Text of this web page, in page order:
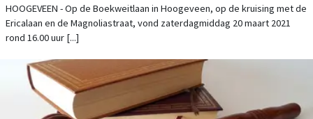
HOOGEVEEN - Op de Boekweitlaan in Hoogeveen, op de kruising met de
Ericalaan en de Magnoliastraat, vond zaterdagmiddag 20 maart 2021
rond 16.00 uur [...]